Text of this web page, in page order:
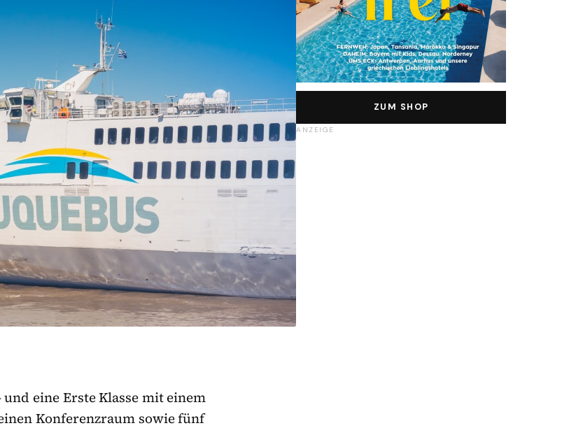
eine Erste Klasse mit einem
Konferenzraum sowie fünf
ZUM SHOP
ANZEIGE